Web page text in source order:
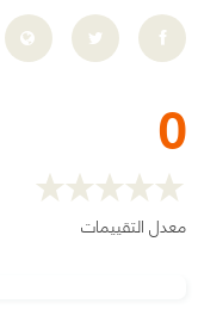
0
معدل التقييمات